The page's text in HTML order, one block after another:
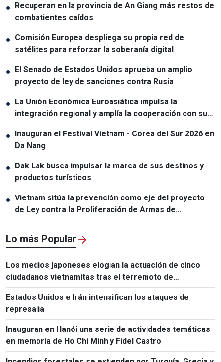
● Recuperan en la provincia de An Giang más restos de
combatientes caídos
● Comisión Europea despliega su propia red de
satélites para reforzar la soberanía digital
● El Senado de Estados Unidos aprueba un amplio
proyecto de ley de sanciones contra Rusia
● La Unión Económica Euroasiática impulsa la
integración regional y amplía la cooperación con sus
socios
● Inauguran el Festival Vietnam - Corea del Sur 2026 en
Da Nang
● Dak Lak busca impulsar la marca de sus destinos y
productos turísticos
● Vietnam sitúa la prevención como eje del proyecto
de Ley contra la Proliferación de Armas de
Destrucción Masiva
Lo más Popular
Los medios japoneses elogian la actuación de cinco
ciudadanos vietnamitas tras el terremoto de
Kumamoto
Estados Unidos e Irán intensifican los ataques de
represalia
Inauguran en Hanói una serie de actividades temáticas
en memoria de Ho Chi Minh y Fidel Castro